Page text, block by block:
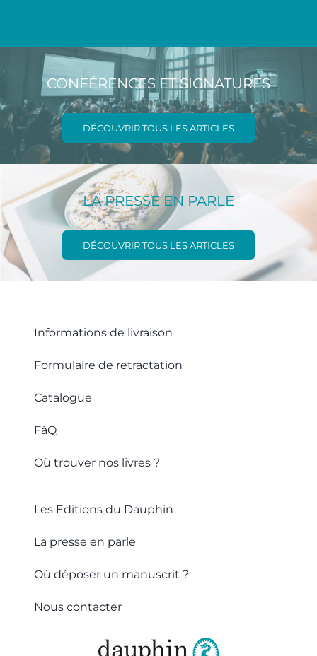
CONFÉRENCES ET SIGNATURES
DÉCOUVRIR TOUS LES ARTICLES
LA PRESSE EN PARLE
DÉCOUVRIR TOUS LES ARTICLES
Informations de livraison
Formulaire de retractation
Catalogue
FàQ
Où trouver nos livres ?
Les Editions du Dauphin
La presse en parle
Où déposer un manuscrit ?
Nous contacter